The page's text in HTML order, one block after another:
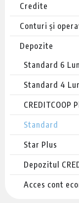
Credite
Conturi și
Depozite
Standard 6
Standard 4
Standard
Star Plus
Depozitul
Acces cont